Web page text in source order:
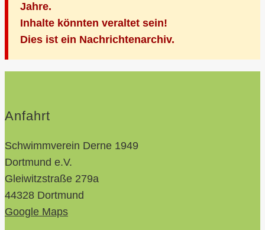
Jahre.
Inhalte könnten veraltet sein!
Dies ist ein Nachrichtenarchiv.
Anfahrt
Schwimmverein Derne 1949
Dortmund e.V.
Gleiwitzstraße 279a
44328 Dortmund
Google Maps